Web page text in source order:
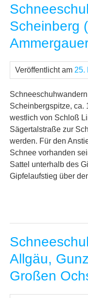
Scheinberg
Veröffentlicht am 25.
Scheinbergspitze, ca.
westlich von Schloß
Sägertalstraße zur
werden. Für den
Schnee vorhanden
Sattel unterhalb des
Gipfelaufstieg über
Allgäu,
Großen